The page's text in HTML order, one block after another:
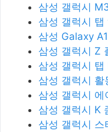
삼성 갤럭시
삼성 갤럭시 탭
삼성 Galaxy
삼성 갤럭시 Z
삼성 갤럭시 탭
삼성 갤럭시 활
삼성 갤럭시
삼성 갤럭시 K
삼성 갤럭시 스